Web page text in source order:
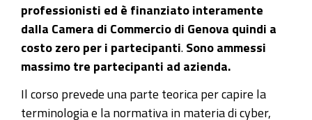
professionisti ed è finanziato interamente
dalla Camera di Commercio di Genova quindi a
costo zero per i partecipanti Sono ammessi
massimo tre partecipanti ad azienda.
Il corso prevede una parte teorica per capire la
terminologia e la normativa in materia di cyber,